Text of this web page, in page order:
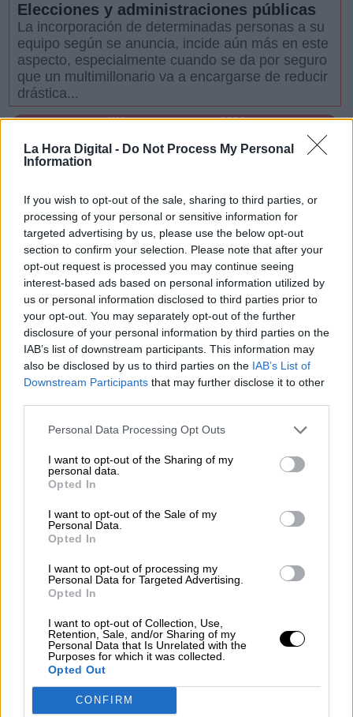
La Hora Digital - Do Not Process My Personal
Information
If you wish to opt-out of the sale, sharing to third parties, or
processing of your personal or sensitive information for
targeted advertising by us, please use the below opt-out
section to confirm your selection. Please note that after your
opt-out request is processed you may continue seeing
interest-based ads based on personal information utilized by
us or personal information disclosed to third parties prior to
your opt-out. You may separately opt-out of the further
disclosure of your personal information by third parties on the
IAB’s list of downstream participants. This information may
also be disclosed by us to third parties on the IAB’s List of
Downstream Participants that may further disclose it to other
Personal Data Processing Opt Outs
I want to opt-out of the Sharing of my
personal data.
Opted In
I want to opt-out of the Sale of my
Personal Data.
Opted In
I want to opt-out of processing my
Personal Data for Targeted Advertising.
Opted In
I want to opt-out of Collection, Use,
Retention, Sale, and/or Sharing of my
Personal Data that Is Unrelated with the
Purposes for which it was collected.
Opted Out
CONFIRM
Elecciones y administraciones públicas
La incorporación de determinadas personas a su
equipo según se anuncia, incide aún más en este
aspecto, especialmente cuando se da por seguro
que un multimillonario va a encargarse de reducir
drástica...
4/11 2024
Conteniendo el aliento por las políticas
públicas
aparecen en las contiendas electorales
personajes demagogos y de enfoques
rudimentarios para dirigir los asuntos públicos.
Los ejemplos se extienden p...
19/10 2024
Instituciones fuertes e inclusivas
El cumplimiento de las leyes en el marco de los
principios de universal aplicación es el requisito
determinante para la diferenciación entre
instituciones inclusivas (que contienen a todos los
ciuda...
El recrudecimiento del conflicto de Israel y
Oriente Medio, que nos acompaña desde la
finalización de la segunda guerra mundial, llena
de preocupación a los humanos, cuyos análisis
23/9
Los procedimientos de selección de los
funcionarios no son perfectos, incluso es posible
afirmar que necesitan de una actualización en
todos los países, pues se han modificado
escasamente en los últim...
7/9 2024
Redes sociales y democracia
Para fortalecer la democracia, los Estados